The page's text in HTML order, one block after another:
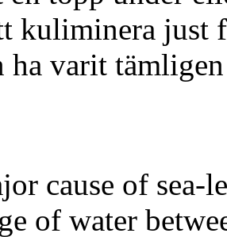
kuliminera just
ha varit
cause of sea-
of water